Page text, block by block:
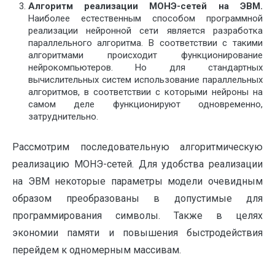
Алгоритм реализации МОНЭ-сетей на ЭВМ .
Наиболее естественным способом программной
реализации нейронной сети является разработка
параллельного алгоритма. В соответствии с такими
алгоритмами происходит функционирование
нейрокомпьютеров. Но для стандартных
вычислительных систем использование параллельных
алгоритмов, в соответствии с которыми нейроны на
самом деле функционируют одновременно,
затруднительно.
Рассмотрим последовательную алгоритмическую
реализацию МОНЭ-сетей. Для удобства реализации
на ЭВМ некоторые параметры модели очевидным
образом преобразованы в допустимые для
программирования символы. Также в целях
экономии памяти и повышения быстродействия
перейдем к одномерным массивам.